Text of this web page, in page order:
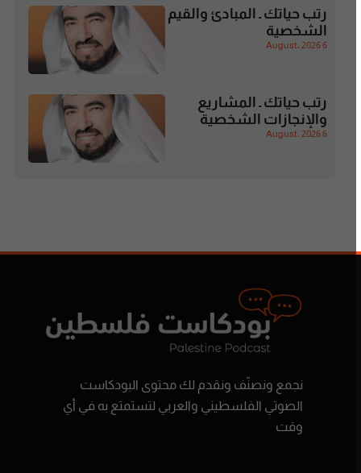
رتب حياتك ـ المبادئ والقيم
الشخصية
6 August، 2026
رتب حياتك ـ المشاريع
والإنجازات الشخصية
6 August، 2026
نجمع ونصنّف ونقدم لك محتوى البودكاست
الصوتي الفلسطيني والعربي لتستمتع به في أي
وقت